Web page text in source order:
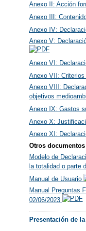
Anexo II: Acción
Anexo III:
Anexo IV:
Anexo V:
Anexo VI:
Anexo VII:
Anexo VIII:
objetivos
Anexo IX: Gastos
Anexo X:
Anexo XI:
Otros documentos
Modelo de
la totalidad o parte
Manual de Usuario
Manual Preguntas
02/06/2023
Presentación de